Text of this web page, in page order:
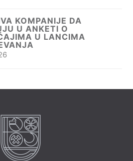
KOMPANIJE DA
U ANKETI O
U LANCIMA